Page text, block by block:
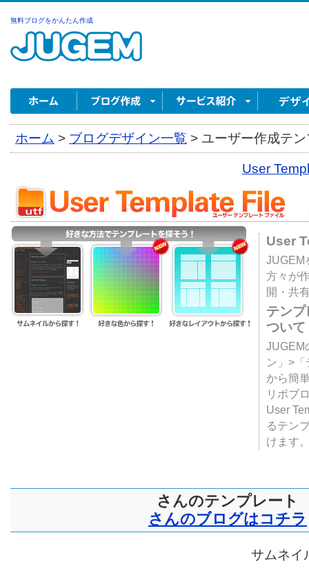
無料ブログをかんたん作成
ホーム > ブログデザイン一覧 > ユーザー作成テ
User
User
JUGEM
方々が
開・共
テン
ついて
JUGEM
ン」>
から簡
リポブ
User
るテン
けます
さんのテンプレート
さんのブログはコチラ
サムネイ